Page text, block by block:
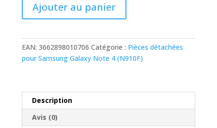
Vitre
cache
Note
4
(N910F)
Ajouter au panier
EAN: 3662898010706 Catégorie : Pièces détachées
pour Samsung Galaxy Note 4 (N910F)
Description
Avis (0)